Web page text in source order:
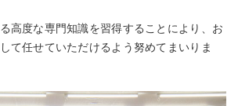
高度な専門知識を習得することにより、お
て任せていただけるよう努めてまいりま